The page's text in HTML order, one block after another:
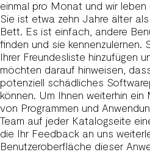
einmal pro Monat und wir
Sie ist etwa zehn Jahre älter
Bett. Es ist einfach, andere
finden und sie kennenzulernen.
Ihrer Freundesliste hinzufügen
möchten darauf hinweisen,
potenziell schädliches
können. Um Ihnen weiterhin
von Programmen und
Team auf jeder Katalogseite
die Ihr Feedback an uns
Benutzeroberfläche dieser